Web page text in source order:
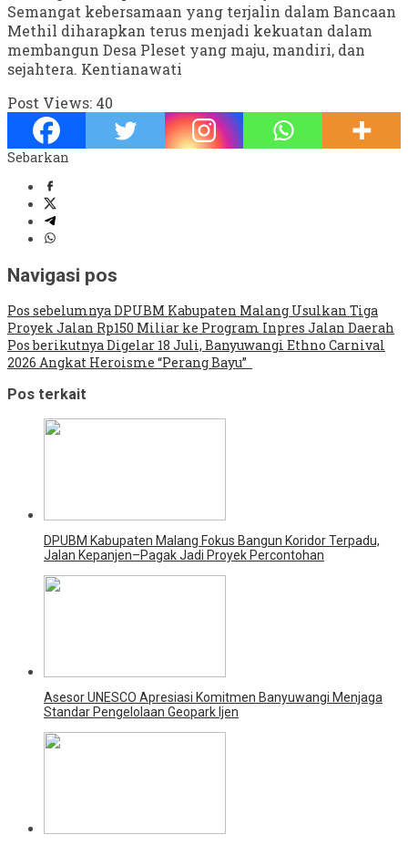
Semangat kebersamaan yang terjalin dalam Bancaan
Methil diharapkan terus menjadi kekuatan dalam
membangun Desa Pleset yang maju, mandiri, dan
sejahtera. Kentianawati
Post Views: 40
Sebarkan
Navigasi pos
Pos sebelumnyaDPUBM Kabupaten Malang Usulkan Tiga
Proyek Jalan Rp150 Miliar ke Program Inpres Jalan Daerah
Pos berikutnyaDigelar 18 Juli, Banyuwangi Ethno Carnival
2026 Angkat Heroisme “Perang Bayu”
Pos terkait
DPUBM Kabupaten Malang Fokus Bangun Koridor Terpadu,
Jalan Kepanjen–Pagak Jadi Proyek Percontohan
Asesor UNESCO Apresiasi Komitmen Banyuwangi Menjaga
Standar Pengelolaan Geopark Ijen